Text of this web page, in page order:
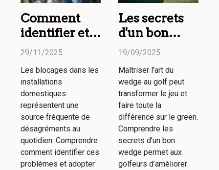
Comment
identifier et
résoudre les
vos
installations
domestiques
?
29/11/2025
Les blocages dans les
installations
domestiques
représentent une
source fréquente de
désagréments au
quotidien. Comprendre
comment identifier ces
problèmes et adopter
Les secrets
d'un bon
wedge
ligne
19/09/2025
Maîtriser l’art du
wedge au golf peut
transformer le jeu et
faire toute la
différence sur le green.
Comprendre les
secrets d’un bon
wedge permet aux
golfeurs d’améliorer